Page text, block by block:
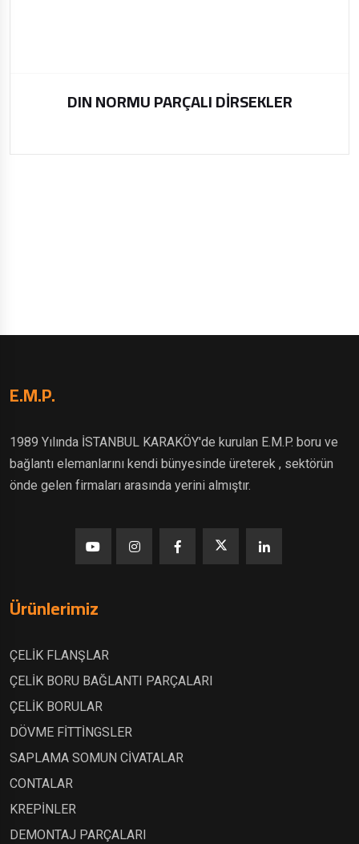
DIN NORMU PARÇALI DİRSEKLER
E.M.P.
1989 Yılında İSTANBUL KARAKÖY'de kurulan E.M.P. boru ve
bağlantı elemanlarını kendi bünyesinde üreterek , sektörün
önde gelen firmaları arasında yerini almıştır.
Ürünlerimiz
ÇELİK FLANŞLAR
ÇELİK BORU BAĞLANTI PARÇALARI
ÇELİK BORULAR
DÖVME FİTTİNGSLER
SAPLAMA SOMUN CİVATALAR
CONTALAR
KREPİNLER
DEMONTAJ PARÇALARI